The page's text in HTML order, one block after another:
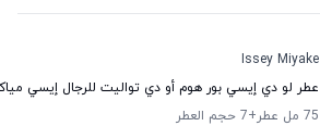
Issey Miyake
عطر لو دي إيسي بور هوم أو دي تواليت للرجال إيسي
75 مل عطر
+7
حجم العطر